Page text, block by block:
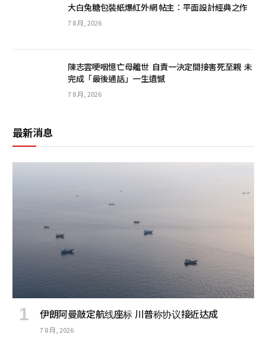
大白兔糖包裝紙爆紅外網 帖主：平面設計經典之作
7 8 月, 2026
陳志雲哽咽憶亡母離世 自責一決定間接害死至親 未
完成「最後通話」一生遺憾
7 8 月, 2026
最新消息
伊朗阿曼敲定航线座标 川普称协议接近达成
7 8 月, 2026